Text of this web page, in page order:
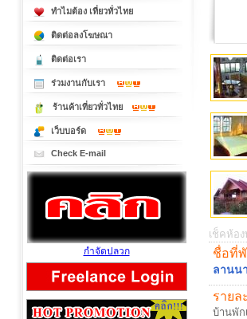
เช็คห้อง
ชื่อที่
ลานน
รายล
บ้านพัก
ทำไมต้อง เที่ยวทั่วไทย
ติดต่อลงโฆษณา
ติดต่อเรา
ร่วมงานกับเรา
ร้านค้าเที่ยวทั่วไทย
เว็บบอร์ด
Check E-mail
กำจัดปลวก